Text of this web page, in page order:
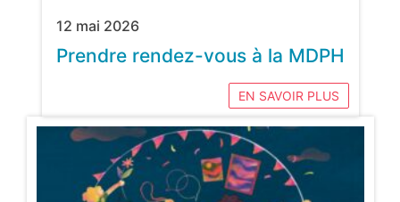
12 mai 2026
Prendre rendez-vous à la MDPH
EN SAVOIR PLUS